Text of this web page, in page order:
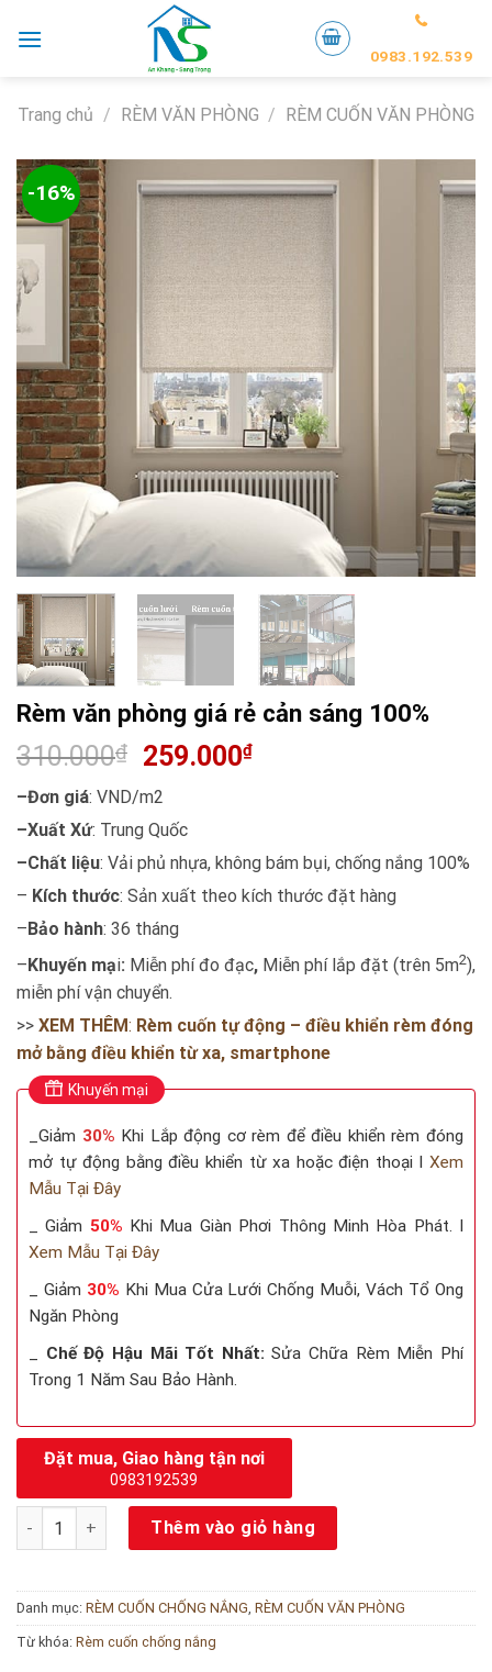
0983.192.539
Trang chủ / RÈM VĂN PHÒNG / RÈM CUỐN VĂN PHÒNG
-16%
Rèm văn phòng giá rẻ cản sáng 100%
310.000₫ 259.000₫
–Đơn giá: VND/m2
–Xuất Xứ: Trung Quốc
–Chất liệu: Vải phủ nhựa, không bám bụi, chống nắng 100%
– Kích thước: Sản xuất theo kích thước đặt hàng
–Bảo hành: 36 tháng
– Khuyến mại: Miễn phí đo đạc, Miễn phí lắp đặt (trên 5m2),
miễn phí vận chuyển.
>> XEM THÊM: Rèm cuốn tự động – điều khiển rèm đóng
mở bằng điều khiển từ xa, smartphone
Khuyến mại
_Giảm 30% Khi Lắp động cơ rèm để điều khiển rèm đóng
mở tự động bằng điều khiển từ xa hoặc điện thoại I Xem
Mẫu Tại Đây
_ Giảm 50% Khi Mua Giàn Phơi Thông Minh Hòa Phát. I
Xem Mẫu Tại Đây
_ Giảm 30% Khi Mua Cửa Lưới Chống Muỗi, Vách Tổ Ong
Ngăn Phòng
Chế Độ Hậu Mãi Tốt Nhất: Sửa Chữa Rèm Miễn Phí
Trong 1 Năm Sau Bảo Hành.
Đặt mua, Giao hàng tận nơi
0983192539
Rèm văn phòng giá rẻ cản sáng 100% số lượng
Thêm vào giỏ hàng
Danh mục: RÈM CUỐN CHỐNG NẮNG, RÈM CUỐN VĂN PHÒNG
Từ khóa: Rèm cuốn chống nắng